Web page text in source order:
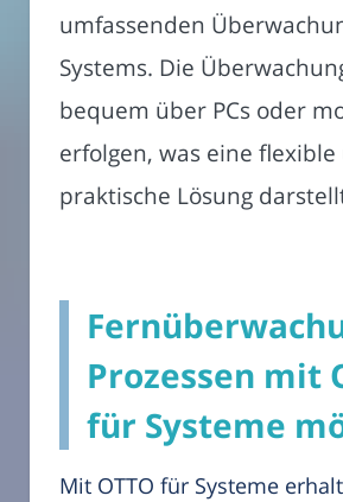
umfassenden
Systems. Die
bequem über PCs oder
erfolgen, was eine flexible
praktische Lösung
Prozessen mit
für Systeme
Mit OTTO für Systeme